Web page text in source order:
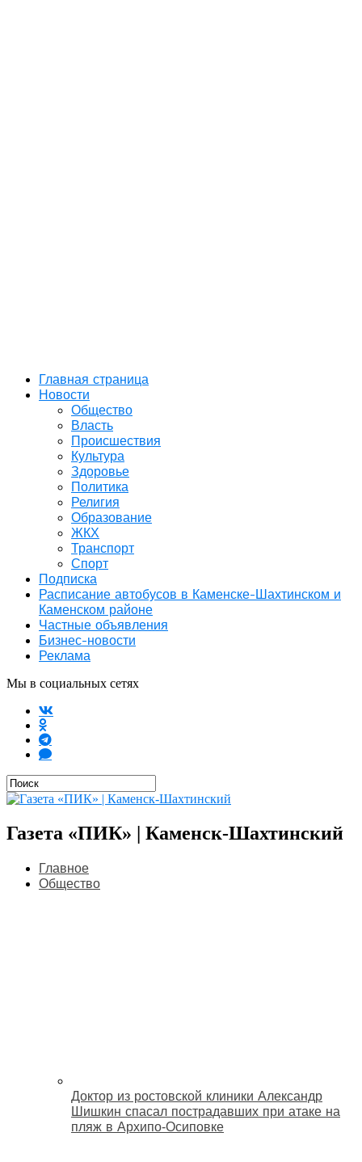
Главная страница
Новости
Общество
Власть
Происшествия
Культура
Здоровье
Политика
Религия
Образование
ЖКХ
Транспорт
Спорт
Подписка
Расписание автобусов в Каменске-Шахтинском и
Каменском районе
Частные объявления
Бизнес-новости
Реклама
Мы в социальных сетях
Газета «ПИК» | Каменск-Шахтинский
Главное
Общество
Доктор из ростовской клиники Александр
Шишкин спасал пострадавших при атаке на
пляж в Архипо‑Осиповке